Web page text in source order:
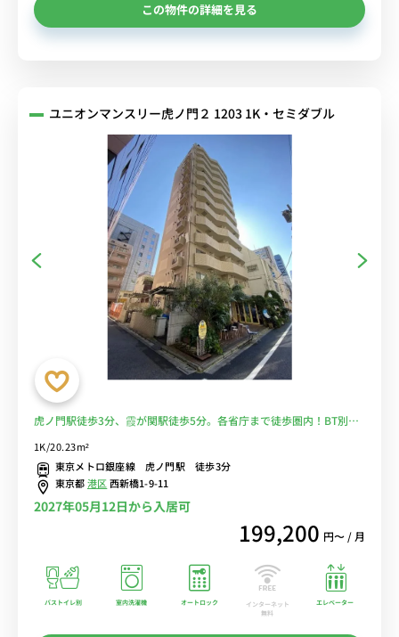
この物件の詳細を見る
ユニオンマンスリー虎ノ門２ 1203 1K・セミダブル
虎ノ門駅徒歩3分、霞が関駅徒歩5分。各省庁まで徒歩圏内！BT別／
1K/20.23m²
東京メトロ銀座線 虎ノ門駅 徒歩3分
東京都港区西新橋1-9-11
2027年05月12日から入居可
199,200 円〜 / 月
バストイレ別 室内洗濯機 オートロック
インターネット
無料
エレベーター